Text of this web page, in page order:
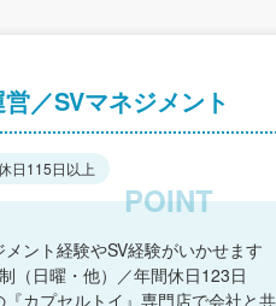
／SVマネジメント
日115日以上
ント経験やSV経験がいかせます
（日曜・他）／年間休日123日
カプセルトイ』専門店で会社と